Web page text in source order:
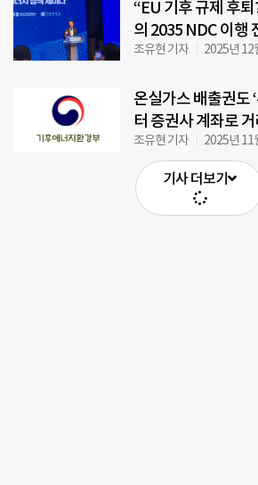
“EU 기후 규제 후
의 2035 NDC 이행
조유현 기자 2025년 12
온실가스 배출권도
터 증권사 계좌로
조유현 기자 2025년 11
기사 더보기